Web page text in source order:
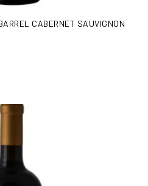
AL CARRITOCABERNET SAUVIGNON